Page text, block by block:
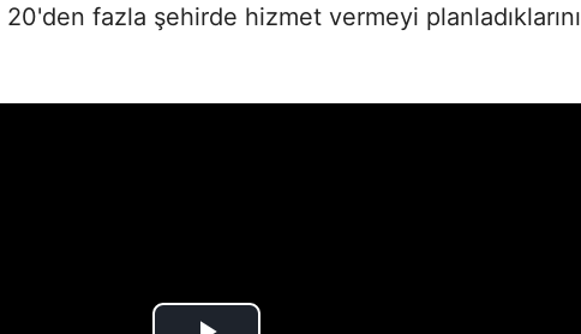
fazla şehirde hizmet vermeyi planladıklarını